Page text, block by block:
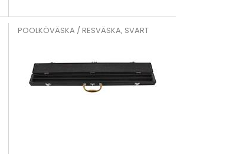
POOLKÖVÄSKA / RESVÄSKA, SVART